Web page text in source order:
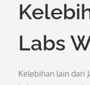
Labs
Kelebihan lain dari